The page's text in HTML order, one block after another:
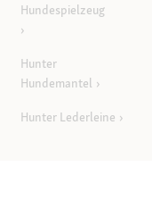
Hundespielzeug
Hunter
Hundemantel
Hunter Lederleine